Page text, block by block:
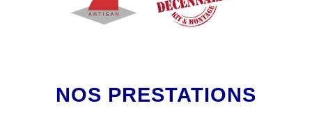
NOS PRESTATIONS